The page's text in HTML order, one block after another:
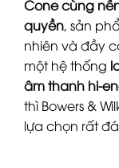
Cone cùng
quyền, sản
nhiên và đầy
một hệ thống
âm thanh hi-
thì Bowers &
lựa chọn rất